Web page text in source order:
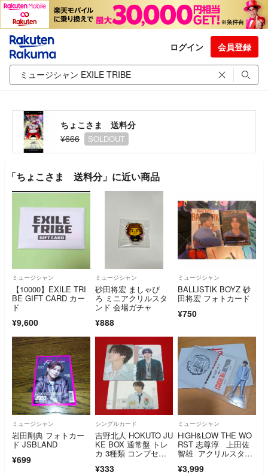
ログイン 会員登録
ちょこさま 送料分
¥666
SOLDOUT
「ちょこさま 送料分」に近い商品
ミュージシャン
【10000】EXILE TRI
BE GIFT CARD カー
ド
¥9,600
ミュージシャン
砂田将宏 ましゃぴ
ろ ミニアクリルスタ
ンド 会場ガチャ
¥888
ミュージシャン
BALLISTIK BOYZ 砂
田将宏 フォトカード
¥750
ミュージシャン
岩田剛典 フォトカー
ド JSBLAND
¥699
シングルカード
吉野北人 HOKUTO JU
KE BOX 通常盤 トレ
カ 3種類 コンプセッ
¥333
ミュージシャン
HiGH&LOW THE WO
RST 志尊淳 上田佐
智雄 アクリルスタン
¥3,999